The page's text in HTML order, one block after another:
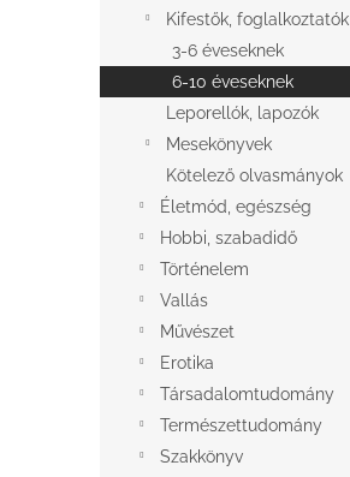
Kifestők, foglalkoztatók
3-6 éveseknek
6-10 éveseknek
Leporellók, lapozók
Mesekönyvek
Kötelező olvasmányok
Életmód, egészség
Hobbi, szabadidő
Történelem
Vallás
Művészet
Erotika
Társadalomtudomány
Természettudomány
Szakkönyv